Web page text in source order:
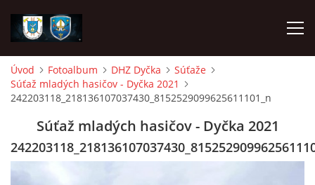
ÚVOD
NAPÍSALI O NÁS
DHZ DYČKA
Úvod Fotoalbum DHZ Dyčka
Súťaže
Súťaž mladých hasičov - Dyčka 2021
242203118_218136107037430_8152529099625611101_n
Súťaž mladých hasičov - Dyčka 2021